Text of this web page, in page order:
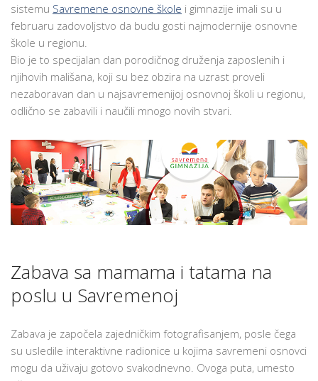
NASTAVNICI,
sistemu Savremene osnovne škole i gimnazije imali su u
februaru zadovoljstvo da budu gosti najmodernije osnovne
škole u regionu.
Bio je to specijalan dan porodičnog druženja zaposlenih i
njihovih mališana, koji su bez obzira na uzrast proveli
nezaboravan dan u najsavremenijoj osnovnoj školi u regionu,
odlično se zabavili i naučili mnogo novih stvari.
Zabava sa mamama i tatama na
poslu u Savremenoj
Zabava je započela zajedničkim fotografisanjem, posle čega
su usledile interaktivne radionice u kojima savremeni osnovci
mogu da uživaju gotovo svakodnevno. Ovoga puta, umesto